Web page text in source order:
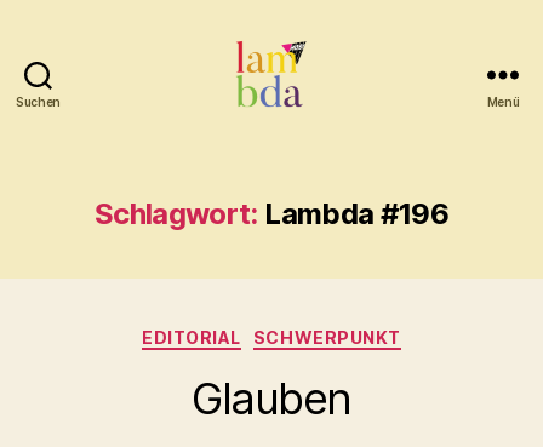
Suchen Menü
Schlagwort: Lambda #196
Kategorien
EDITORIAL SCHWERPUNKT
Glauben